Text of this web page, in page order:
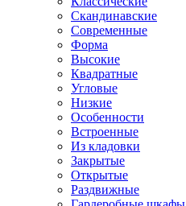
Скандинавские
Современные
Форма
Высокие
Квадратные
Угловые
Низкие
Особенности
Встроенные
Из кладовки
Закрытые
Открытые
Раздвижные